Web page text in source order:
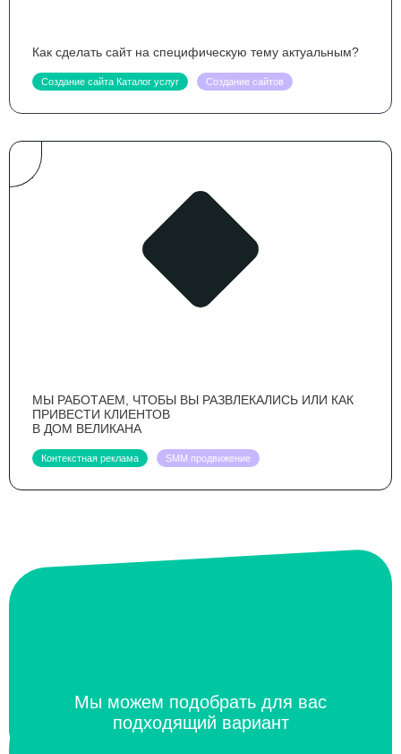
Как сделать сайт на специфическую тему актуальным?
Создание сайта Каталог услуг Создание сайтов
МЫ РАБОТАЕМ, ЧТОБЫ ВЫ РАЗВЛЕКАЛИСЬ ИЛИ КАК
ПРИВЕСТИ КЛИЕНТОВ
В ДОМ ВЕЛИКАНА
Контекстная реклама SMM продвижение
Мы можем подобрать для вас
подходящий вариант